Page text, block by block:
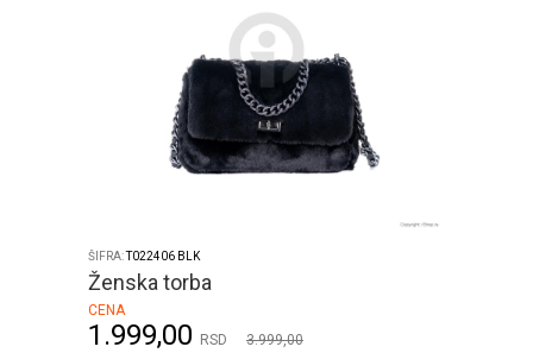
ŠIFRA:T022406 BLK
Ženska torba
CENA
1.999,00 RSD 3.999,00